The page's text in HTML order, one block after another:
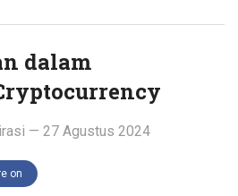
dalam
— 27 Agustus 2024
on